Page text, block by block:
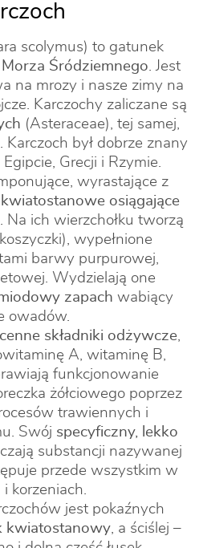
scolymus) to gatunek
Śródziemnego. Jest
na mrozy i nasze zimy na
Karczochy zaliczane są
(Asteraceae), tej samej,
Karczoch był dobrze znany
Grecji i Rzymie.
wyrastające z
osiągające
. Na ich wierzchołku tworzą
wypełnione
barwy purpurowej,
Wydzielają one
zapach wabiący
owadów.
cenne składniki odżywcze,
A, witaminę B,
funkcjonowanie
żółciowego poprzez
trawiennych i
Swój specyficzny, lekko
substancji nazywanej
przede wszystkim w
i korzeniach.
jest pokaźnych
kwiatostanowy, a ściślej –